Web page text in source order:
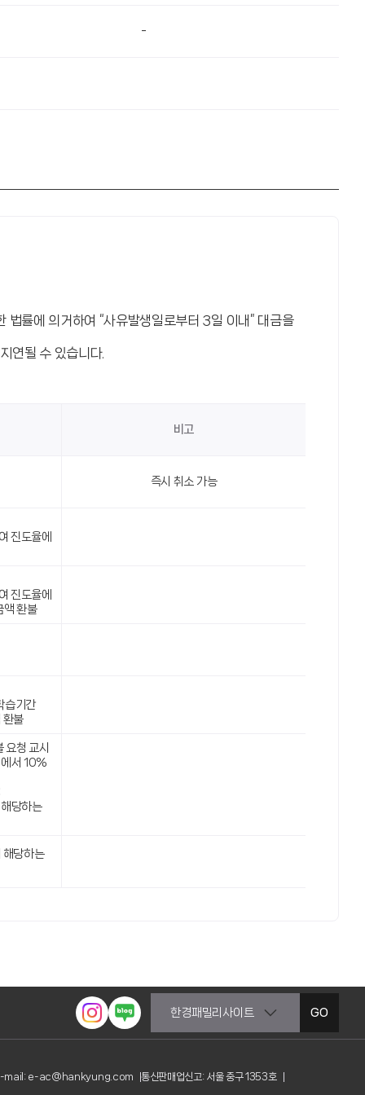
-
률에 의거하여 “사유발생일로부터 3일 이내” 대금을
연될 수 있습니다.
비고
즉시 취소 가능
진도율에
진도율에
액 환불
습기간
환불
요청 교시
서 10%
당하는
해당하는
GO
mail: e-ac@hankyung.com
통신판매업신고: 서울 중구 1353호